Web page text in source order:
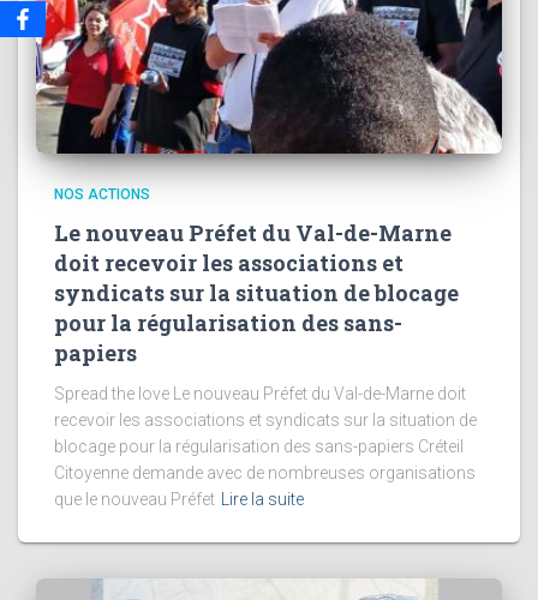
NOS ACTIONS
Le nouveau Préfet du Val-de-Marne
doit recevoir les associations et
syndicats sur la situation de blocage
pour la régularisation des sans-
papiers
Spread the love Le nouveau Préfet du Val-de-Marne doit
recevoir les associations et syndicats sur la situation de
blocage pour la régularisation des sans-papiers Créteil
Citoyenne demande avec de nombreuses organisations
que le nouveau Préfet
Lire la suite